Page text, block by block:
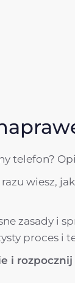
telefon?
wiesz,
zasady i
proces i
i